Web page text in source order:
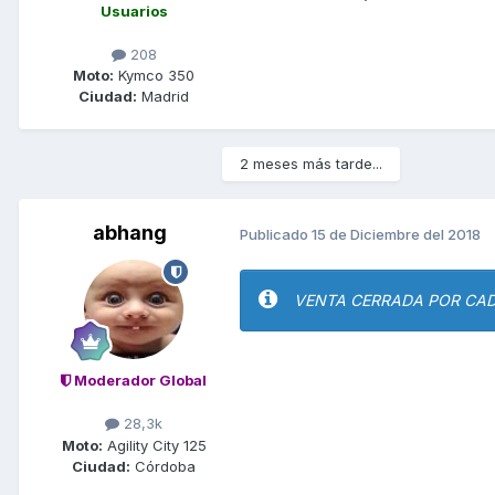
Usuarios
208
Moto: Kymco 350
Ciudad: Madrid
2 meses más tarde...
abhang
Moderador Global
28,3k
Moto: Agility City 125
Ciudad: Córdoba
Publicado 15 de Diciembre del 2018
VENTA CERRADA POR